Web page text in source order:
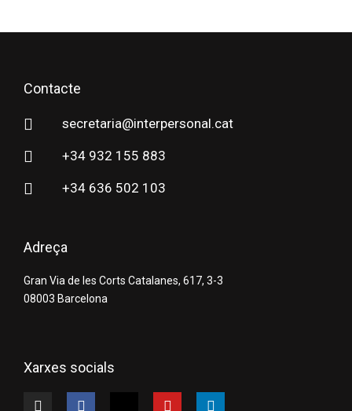
Contacte
secretaria@interpersonal.cat
+34 932 155 883
+34 636 502 103
Adreça
Gran Via de les Corts Catalanes, 617, 3-3
08003 Barcelona
Xarxes socials
I
F
Y
L